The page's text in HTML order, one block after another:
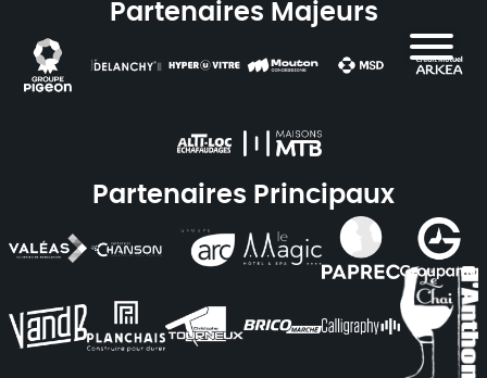
Partenaires Majeurs
Partenaires Principaux